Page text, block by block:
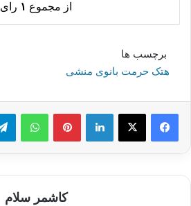
از مجموع ۱ رای
برچسب ها
هتک حرمت بانوی منشی
لینکدین پینترستواتس آپ
کاشمر سلام